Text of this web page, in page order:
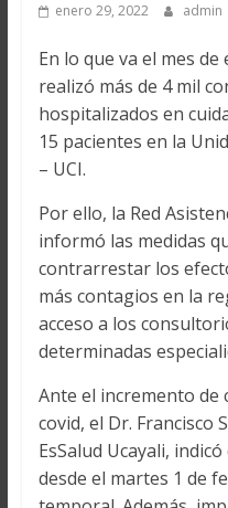
enero 29, 2022 admin
En lo que va el mes de
realizó más de 4 mil
hospitalizados en
15 pacientes en la
– UCI.
Por ello, la Red
informó las medidas
contrarrestar los
más contagios en la
acceso a los
determinadas
Ante el incremento de
covid, el Dr. Francisco
EsSalud Ucayali,
desde el martes 1 de